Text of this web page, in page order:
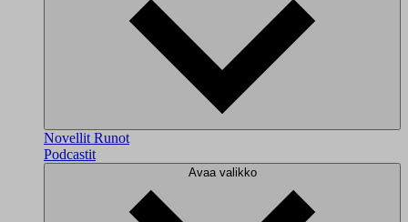
Novellit Runot
Podcastit
Avaa valikko